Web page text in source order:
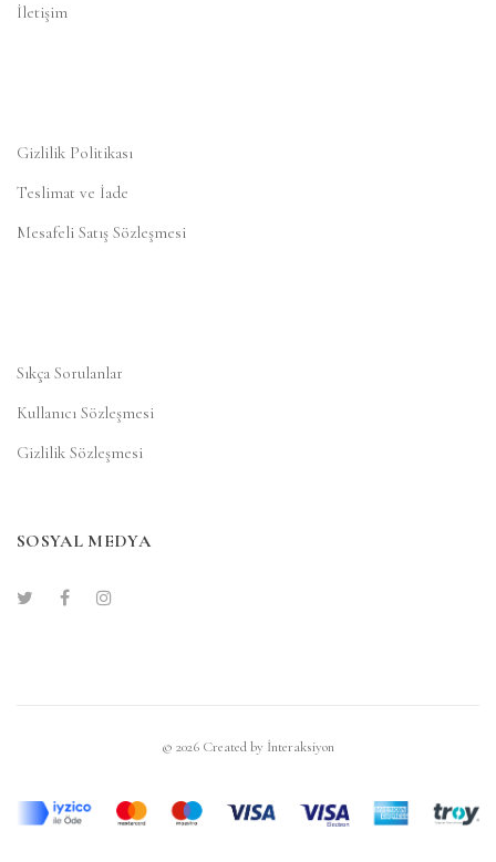
İletişim
Gizlilik Politikası
Teslimat ve İade
Mesafeli Satış Sözleşmesi
Sıkça Sorulanlar
Kullanıcı Sözleşmesi
Gizlilik Sözleşmesi
SOSYAL MEDYA
© 2026 Created by İnteraksiyon